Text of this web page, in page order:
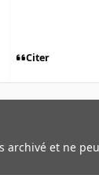
Citer
archivé et ne